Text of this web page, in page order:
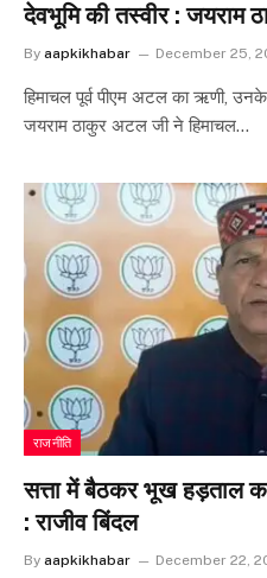
देवभूमि की तस्वीर : जयराम
By aapkikhabar December 25,
हिमाचल पूर्व पीएम अटल का ऋणी,
जयराम ठाकुर अटल जी ने हिमाचल…
राजनीति
सत्ता में बैठकर भूख हड़ताल
: राजीव बिंदल
By aapkikhabar December 22,